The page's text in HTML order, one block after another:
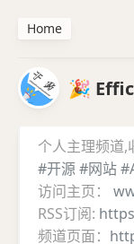
🎉
个人主理频道,
#开源#网站
访问主页：
RSS订阅:
频道页面：
Home